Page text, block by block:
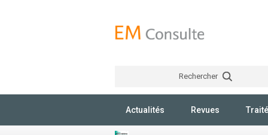
Rechercher
Actualités Revues